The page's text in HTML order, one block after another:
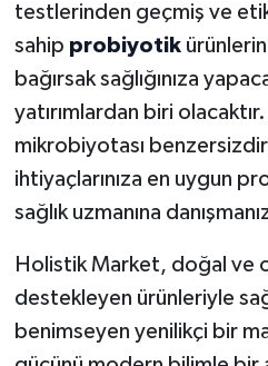
testlerinden geçmiş ve
sahip probiyotik
bağırsak sağlığınıza
yatırımlardan biri
mikrobiyotası
ihtiyaçlarınıza en uygun
sağlık uzmanına
Holistik Market, doğal ve
destekleyen ürünleriyle
benimseyen yenilikçi bir